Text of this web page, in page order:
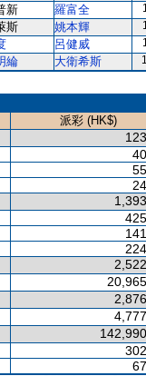
新 羅富全
斯 姚本輝
呂健威
綸 大衛希斯
派彩 (HK$)